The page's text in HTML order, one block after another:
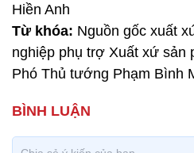
Hiền Anh
Từ khóa: Nguồn gốc xuất
nghiệp phụ trợ Xuất xứ sản
Phó Thủ tướng Phạm Bình